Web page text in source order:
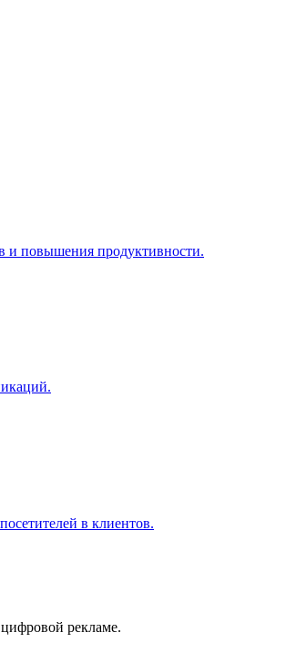
и повышения продуктивности.
в клиентов.
рекламе.